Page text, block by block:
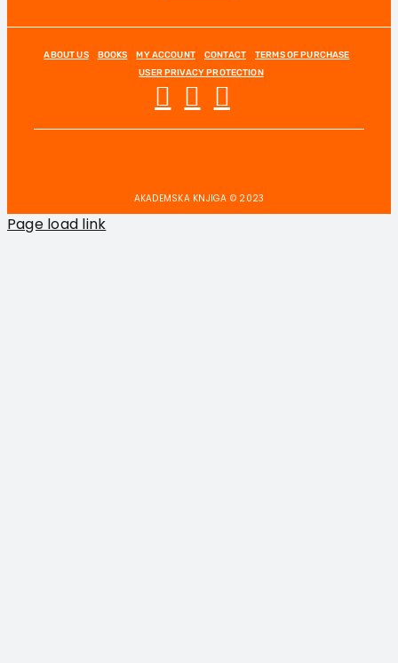
ABOUT US BOOKS MY ACCOUNT CONTACT
TERMS OF PURCHASE
USER PRIVACY PROTECTION
AKADEMSKA KNJIGA © 2023
Page load link